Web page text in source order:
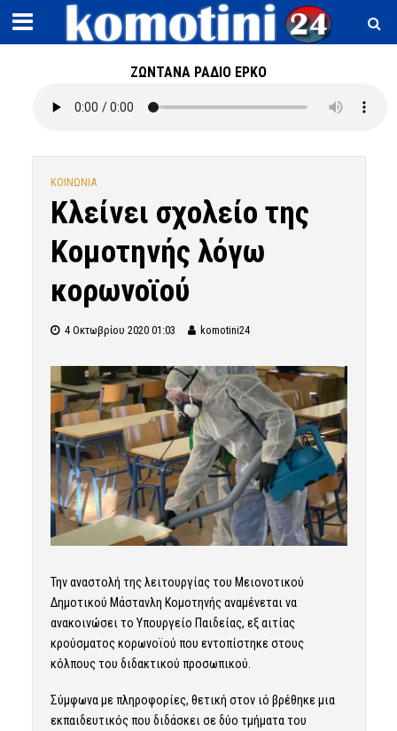
ΖΩΝΤΑΝΑ ΡΑΔΙΟ ΕΡΚΟ
ΚΟΙΝΩΝΙΑ
Κλείνει σχολείο της
Κομοτηνής λόγω
κορωνοϊού
4 Οκτωβρίου 2020 01:03 komotini24
Την αναστολή της λειτουργίας του Μειονοτικού
Δημοτικού Μάστανλη Κομοτηνής αναμένεται να
ανακοινώσει το Υπουργείο Παιδείας, εξ αιτίας
κρούσματος κορωνοϊού που εντοπίστηκε στους
κόλπους του διδακτικού προσωπικού.
Σύμφωνα με πληροφορίες, θετική στον ιό βρέθηκε μια
εκπαιδευτικός που διδάσκει σε δύο τμήματα του